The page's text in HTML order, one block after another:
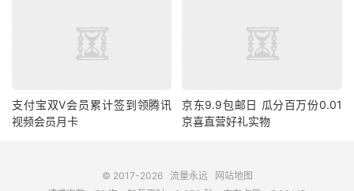
支付宝双V会员累计签到领腾讯
视频会员月卡
京东9.9包邮日 瓜分百万份0.01
京喜直营好礼实物
© 2017-2026 流量永远
网站地图